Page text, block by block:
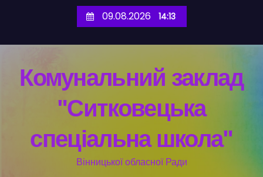
09.08.2026 14:13
Комунальний заклад
"Ситковецька
спеціальна школа"
Вінницької обласної Ради